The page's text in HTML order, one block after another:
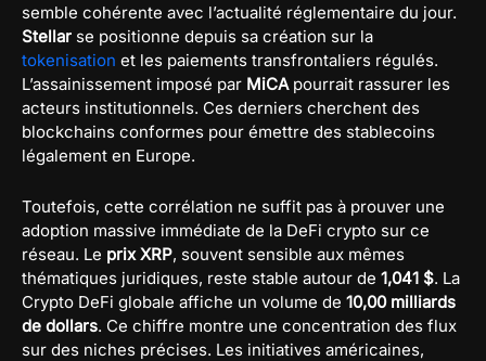
semble cohérente avec l’actualité réglementaire du jour.
Stellar se positionne depuis sa création sur la
tokenisation et les paiements transfrontaliers régulés.
L’assainissement imposé par MiCApourrait rassurer les
acteurs institutionnels. Ces derniers cherchent des
blockchains conformes pour émettre des stablecoins
légalement en Europe.
Toutefois, cette corrélation ne suffit pas à prouver une
adoption massive immédiate de la DeFi crypto sur ce
réseau. Le prix XRP, souvent sensible aux mêmes
thématiques juridiques, reste stable autour de 1,041 $. La
Crypto DeFi globale affiche un volume de 10,00 milliards
de dollars. Ce chiffre montre une concentration des flux
sur des niches précises. Les initiatives américaines,